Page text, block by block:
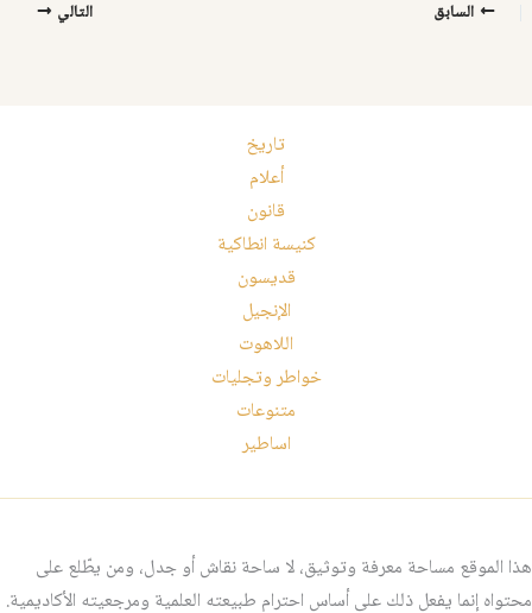
السابق التالي
تاريخ
أعلام
قانون
كنيسة انطاكية
قديسون
الإنجيل
اللاهوت
خواطر وتجليات
متنوعات
اساطير
هذا الموقع مساحة معرفة وتوثيق، لا ساحة نقاش أو جدل، ومن يطّلع على
محتواه إنما يفعل ذلك على أساس احترام طبيعته العلمية ومرجعيته الأكاديمية.